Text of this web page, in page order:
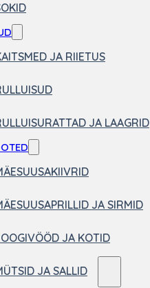
JA RIIETUS
JA LAAGRID
JA SIRMID
JA KOTID
JA SALLID